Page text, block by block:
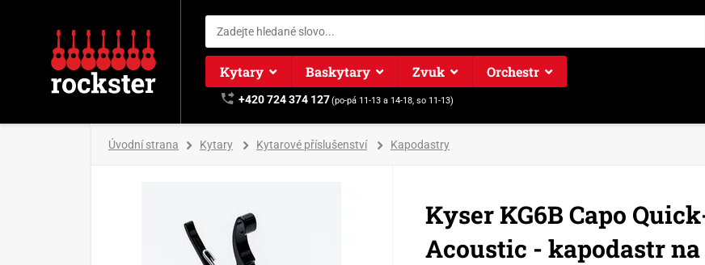
Kytary Baskytary Zvuk Orchestr
+420 724 374 127(po-pá 11-13 a 14-18, so 11-13)
Úvodní strana Kytary Kytarové příslušenství Kapodastry
Kyser KG6B Capo
Acoustic - kapodastr